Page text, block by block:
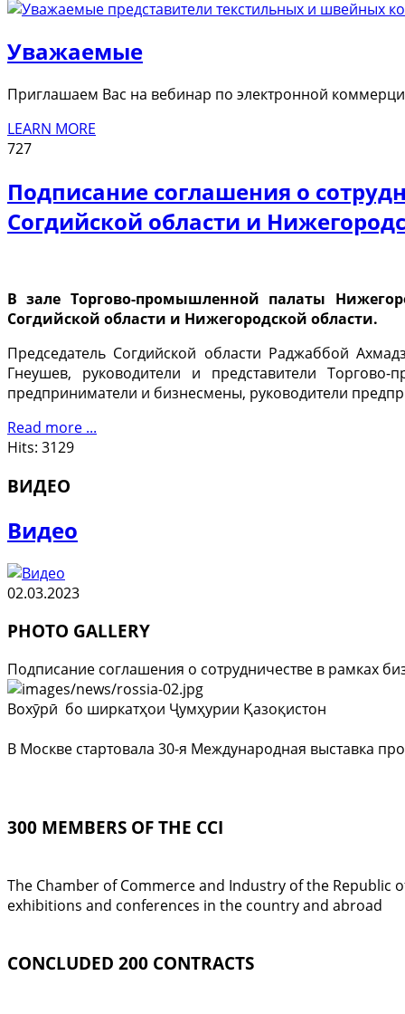
Уважаемые
Приглашаем Вас на вебинар по электронной
LEARN MORE
727
Подписание соглашения о
Согдийской области и
В зале Торгово-промышленной палаты
Согдийской области и Нижегородской области.
Председатель Согдийской области Раджаббой
Гнеушев, руководители и представители
предприниматели и бизнесмены, руководители
Read more ...
Hits: 3129
ВИДЕО
Видео
02.03.2023
PHOTO GALLERY
Подписание соглашения о сотрудничестве в рамках
Вохӯрӣ бо ширкатҳои Ҷумҳурии Қазоқистон
В Москве стартовала 30-я Международная выставка
300 MEMBERS OF THE CCI
The Chamber of Commerce and Industry of the Republic
exhibitions and conferences in the country and abroad
CONCLUDED 200 CONTRACTS